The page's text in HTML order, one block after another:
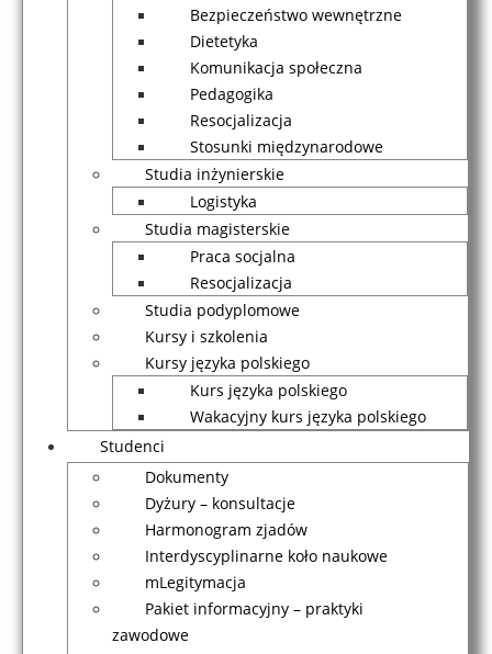
Bezpieczeństwo wewnętrzne
Dietetyka
Komunikacja społeczna
Pedagogika
Resocjalizacja
Stosunki międzynarodowe
Studia inżynierskie
Logistyka
Studia magisterskie
Praca socjalna
Resocjalizacja
Studia podyplomowe
Kursy i szkolenia
Kursy języka polskiego
Kurs języka polskiego
Wakacyjny kurs języka polskiego
Studenci
Dokumenty
Dyżury – konsultacje
Harmonogram zjadów
Interdyscyplinarne koło naukowe
mLegitymacja
Pakiet informacyjny – praktyki
zawodowe